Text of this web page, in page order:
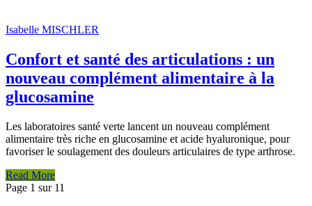
Isabelle MISCHLER
Confort et santé des articulations : un
nouveau complément alimentaire à la
glucosamine
Les laboratoires santé verte lancent un nouveau complément
alimentaire très riche en glucosamine et acide hyaluronique, pour
favoriser le soulagement des douleurs articulaires de type arthrose.
Read More
Page 1 sur 11